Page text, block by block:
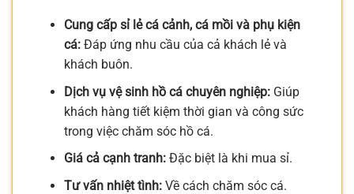
Cung cấp sỉ lẻ cá cảnh, cá mồi và phụ kiện
cá:Đáp ứng nhu cầu của cả khách lẻ và
khách buôn.
Dịch vụ vệ sinh hồ cá chuyên nghiệp:Giúp
khách hàng tiết kiệm thời gian và công sức
trong việc chăm sóc hồ cá.
Giá cả cạnh tranh:Đặc biệt là khi mua sỉ.
Tư vấn nhiệt tình:Về cách chăm sóc cá.